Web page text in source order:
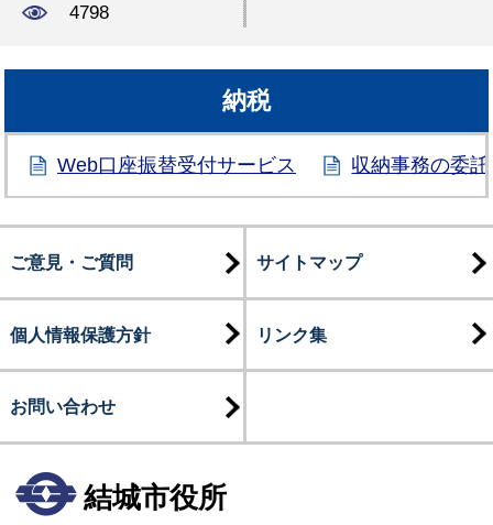
4798
納税
Web口座振替受付サービス 収納事務の委
ご意見・ご質問 サイトマップ
個人情報保護方針 リンク集
お問い合わせ
結城市役所